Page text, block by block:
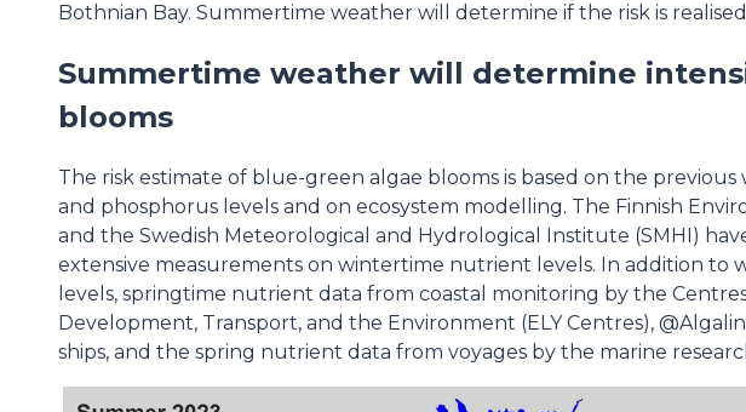
Bothnian Bay. Summertime weather will determine if the risk is
Summertime weather will determine
blooms
The risk estimate of blue-green algae blooms is based on the previous
and phosphorus levels and on ecosystem modelling. The Finnish
and the Swedish Meteorological and Hydrological Institute (SMHI)
extensive measurements on wintertime nutrient levels. In addition to
levels, springtime nutrient data from coastal monitoring by the
Development, Transport, and the Environment (ELY Centres),
ships, and the spring nutrient data from voyages by the marine